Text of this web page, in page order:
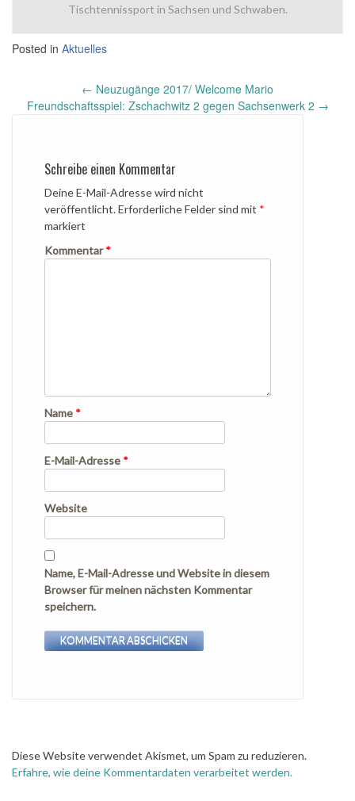
Tischtennissport in Sachsen und Schwaben.
Posted in Aktuelles
navigation
← Neuzugänge 2017/ Welcome Mario
Freundschaftsspiel: Zschachwitz 2 gegen Sachsenwerk 2 →
Schreibe einen Kommentar
Deine E-Mail-Adresse wird nicht
veröffentlicht.Erforderliche Felder sind mit *
markiert
Kommentar*
Name *
E-Mail-Adresse *
Website
Name, E-Mail-Adresse und Website in diesem
Browser für meinen nächsten Kommentar
speichern.
Diese Website verwendet Akismet, um Spam zu reduzieren.
Erfahre, wie deine Kommentardaten verarbeitet werden.